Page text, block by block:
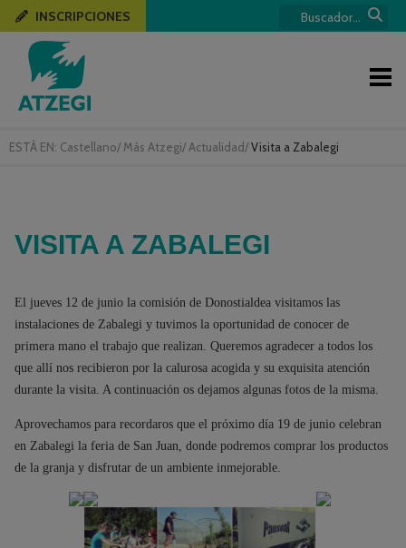
ESTÁ EN: Castellano/ Más Atzegi/ Actualidad/Visita a Zabalegi
INSCRIPCIONES
VISITA A ZABALEGI
El jueves 12 de junio la comisión de Donostialdea visitamos las
instalaciones de Zabalegi y tuvimos la oportunidad de conocer de
primera mano el trabajo que realizan. Queremos agradecer a todos los
que allí nos recibieron por la calurosa acogida y su exquisita atención
durante la visita. A continuación os dejamos algunas fotos de la misma.
Aprovechamos para recordaros que el próximo día 19 de junio celebran
en Zabalegi la feria de San Juan, donde podremos comprar los productos
de la granja y disfrutar de un ambiente inmejorable.